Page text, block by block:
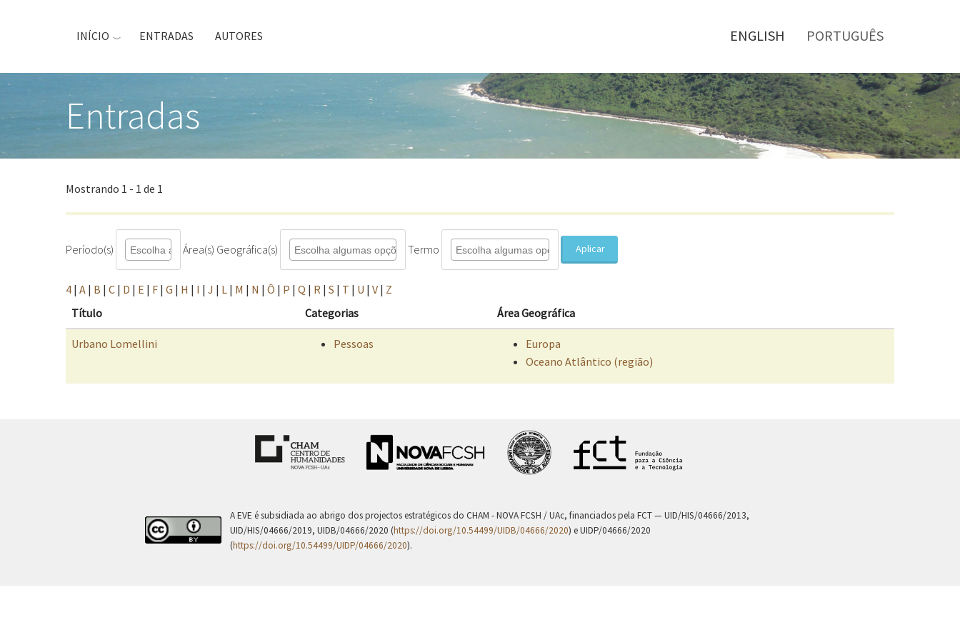
principal
ENGLISH PORTUGUÊS
INÍCIO ENTRADAS AUTORES
Entradas
Mostrando 1 - 1 de 1
Período(s) Área(s) Geográfica(s) Termo Aplicar
4 | A | B | C | D | E | F | G | H | I | J | L | M | N | Ô | P | Q | R | S | T | U | V | Z
Título
Categorias Área Geográfica
Urbano Lomellini Pessoas
Europa
Oceano Atlântico (região)
A EVE é subsidiada ao abrigo dos projectos estratégicos do CHAM - NOVA FCSH / UAc, financiados pela FCT — UID/HIS/04666/2013,
UID/HIS/04666/2019, UIDB/04666/2020 (https://doi.org/10.54499/UIDB/04666/2020) e UIDP/04666/2020
(https://doi.org/10.54499/UIDP/04666/2020).